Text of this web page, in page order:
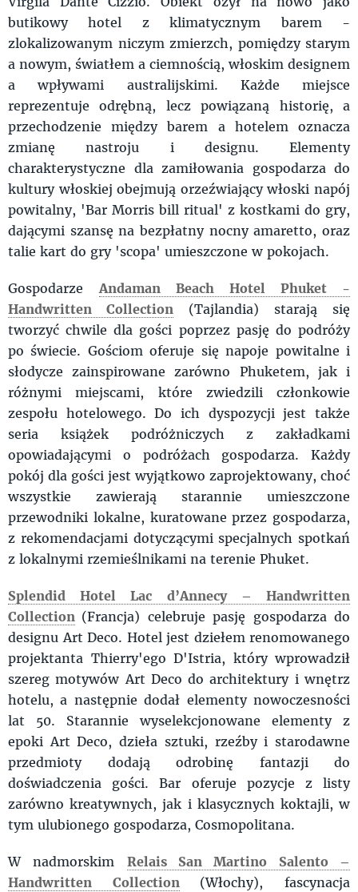
butikowy hotel z klimatycznym barem -
zlokalizowanym niczym zmierzch, pomiędzy starym
a nowym, światłem a ciemnością, włoskim designem
a wpływami australijskimi. Każde miejsce
reprezentuje odrębną, lecz powiązaną historię, a
przechodzenie między barem a hotelem oznacza
zmianę nastroju i designu. Elementy
charakterystyczne dla zamiłowania gospodarza do
kultury włoskiej obejmują orzeźwiający włoski napój
powitalny, 'Bar Morris bill ritual' z kostkami do gry,
dającymi szansę na bezpłatny nocny amaretto, oraz
talie kart do gry 'scopa' umieszczone w pokojach.
GospodarzeAndaman Beach Hotel Phuket -
Handwritten Collection
(Tajlandia) starają się
tworzyć chwile dla gości poprzez pasję do podróży
po świecie. Gościom oferuje się napoje powitalne i
słodycze zainspirowane zarówno Phuketem, jak i
różnymi miejscami, które zwiedzili członkowie
zespołu hotelowego. Do ich dyspozycji jest także
seria książek podróżniczych z zakładkami
opowiadającymi o podróżach gospodarza. Każdy
pokój dla gości jest wyjątkowo zaprojektowany, choć
wszystkie zawierają starannie umieszczone
przewodniki lokalne, kuratowane przez gospodarza,
z rekomendacjami dotyczącymi specjalnych spotkań
z lokalnymi rzemieślnikami na terenie Phuket.
Splendid Hotel Lac d’Annecy – Handwritten
Collection (Francja) celebruje pasję gospodarza do
designu Art Deco. Hotel jest dziełem renomowanego
projektanta Thierry'ego D'Istria, który wprowadził
szereg motywów Art Deco do architektury i wnętrz
hotelu, a następnie dodał elementy nowoczesności
lat 50. Starannie wyselekcjonowane elementy z
epoki Art Deco, dzieła sztuki, rzeźby i starodawne
przedmioty dodają odrobinę fantazji do
doświadczenia gości. Bar oferuje pozycje z listy
zarówno kreatywnych, jak i klasycznych koktajli, w
tym ulubionego gospodarza, Cosmopolitana.
W nadmorskim Relais San Martino Salento –
Handwritten Collection
(Włochy), fascynacja